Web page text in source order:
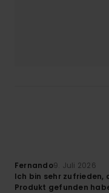
Fernando9. Juli 2026
Ich bin sehr zufrieden,
Produkt gefunden